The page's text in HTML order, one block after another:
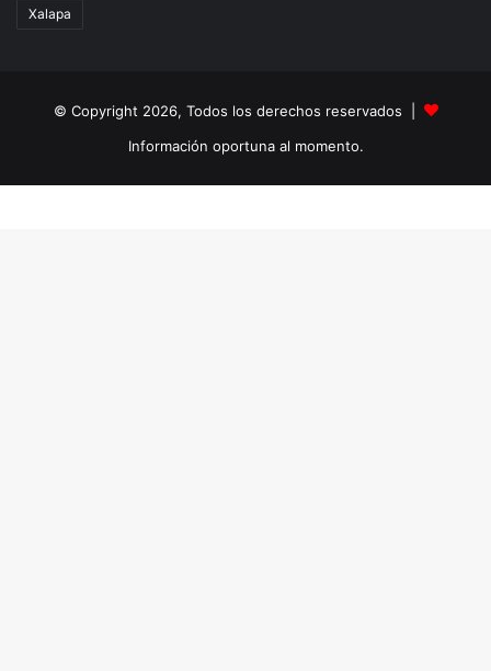
Xalapa
© Copyright 2026, Todos los derechos reservados |
Información oportuna al momento.